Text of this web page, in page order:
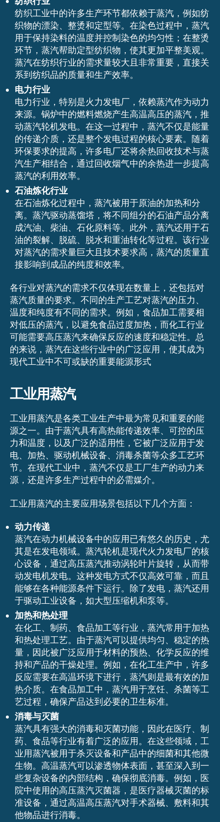
纺织工业中的许多生产环节都依赖于蒸汽，例如纺
织物的漂染、整烫和定型等。在染色过程中，蒸汽
用于保持染料的温度并控制染色的均匀性；在整烫
环节，蒸汽帮助定型纺织物，使其更加平整美观。
蒸汽在纺织行业的需求量较大且非常重要，直接关
系到纺织品的质量和生产效率。
电力行业
电力行业，特别是火力发电厂，依赖蒸汽作为动力
来源。锅炉中的燃料燃烧产生高温高压的蒸汽，推
动蒸汽轮机发电。在这一过程中，蒸汽不仅是能量
的传递介质，还是整个发电过程的核心要素。随着
环保要求的提高，许多电厂还将余热回收技术与蒸
汽生产相结合，通过回收烟气中的余热进一步提高
蒸汽的利用效率。
石油炼化行业
在石油炼化过程中，蒸汽被用于原油的加热和分
离。蒸汽驱动蒸馏塔，将不同组分的石油产品分离
成汽油、柴油、石化原料等。此外，蒸汽还用于石
油的裂解、脱硫、脱水和重油转化等过程。该行业
对蒸汽的需求量巨大且技术要求高，蒸汽的质量直
接影响到成品的纯度和效率。
各行业对蒸汽的需求不仅体现在数量上，还包括对
蒸汽质量的要求。不同的生产工艺对蒸汽的压力、
温度和纯度有不同的需求。例如，食品加工需要相
对低压的蒸汽，以避免食品过度加热，而化工行业
可能需要高压蒸汽来确保反应的速度和稳定性。总
的来说，蒸汽在这些行业中的广泛应用，使其成为
现代工业中不可或缺的重要能源形式
工业用蒸汽
工业用蒸汽是各类工业生产中最为常见和重要的能
源之一。由于蒸汽具有高热能传递效率、可控的压
力和温度，以及广泛的适用性，它被广泛应用于发
电、加热、驱动机械设备、消毒杀菌等众多工艺环
节。在现代工业中，蒸汽不仅是工厂生产的动力来
源，还是许多生产过程中的必需媒介。
工业用蒸汽的主要应用场景包括以下几个方面：
动力传递
蒸汽在动力机械设备中的应用已有悠久的历史，尤
其是在发电领域。蒸汽轮机是现代火力发电厂的核
心设备，通过高压蒸汽推动涡轮叶片旋转，从而带
动发电机发电。这种发电方式不仅高效可靠，而且
能够在各种能源条件下运行。除了发电，蒸汽还用
于驱动工业设备，如大型压缩机和泵等。
加热和热处理
在化工、制药、食品加工等行业，蒸汽常用于加热
和热处理工艺。由于蒸汽可以提供均匀、稳定的热
量，因此被广泛应用于材料的预热、化学反应的维
持和产品的干燥处理。例如，在化工生产中，许多
反应需要在高温环境下进行，蒸汽则是最有效的加
热介质。在食品加工中，蒸汽用于烹饪、杀菌等工
艺过程，确保产品达到必要的卫生标准。
消毒与灭菌
蒸汽具有强大的消毒和灭菌功能，因此在医疗、制
药、食品等行业有着广泛的应用。在这些领域，工
业用蒸汽被用于杀灭设备和产品中的细菌和其他微
生物。高温蒸汽可以渗透物体表面，甚至深入到一
些复杂设备的内部结构，确保彻底消毒。例如，医
院中使用的高压蒸汽灭菌器，是医疗器械灭菌的标
准设备，通过高温高压蒸汽对手术器械、敷料和其
他物品进行消毒。